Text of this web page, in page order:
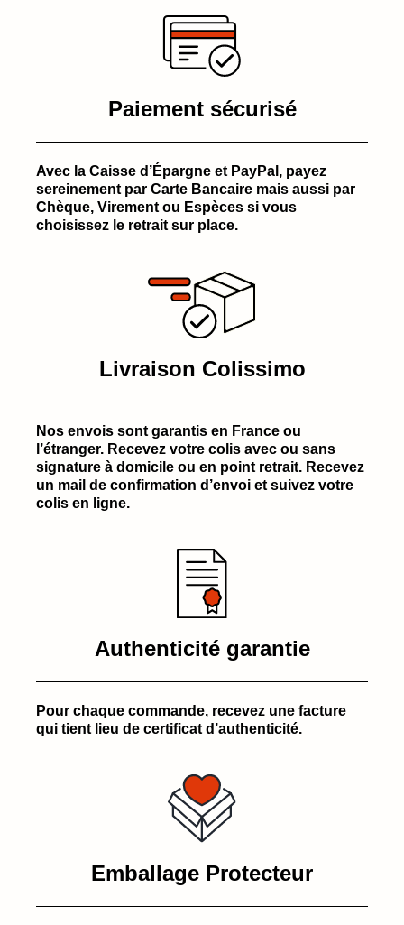
Paiement sécurisé
Avec la Caisse d’Épargne et PayPal, payez
sereinement par Carte Bancaire mais aussi par
Chèque, Virement ou Espèces si vous
choisissez le retrait sur place.
Livraison Colissimo
Nos envois sont garantis en France ou
l’étranger. Recevez votre colis avec ou sans
signature à domicile ou en point retrait. Recevez
un mail de confirmation d’envoi et suivez votre
colis en ligne.
Authenticité garantie
Pour chaque commande, recevez une facture
qui tient lieu de certificat d’authenticité.
Emballage Protecteur